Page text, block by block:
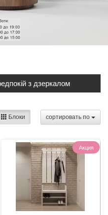
з дзеркалом
cортировать по
Блоки
Акция